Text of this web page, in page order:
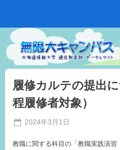
content
履修カルテの提出
程履修者対象）
Posted
2024年3月1日
務
教職に関する科目の「教職実践演習